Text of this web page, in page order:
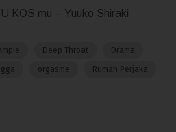
KOS mu – Yuuko Shiraki
Deep Throat
Drama
orgasme
Rumah Perjaka